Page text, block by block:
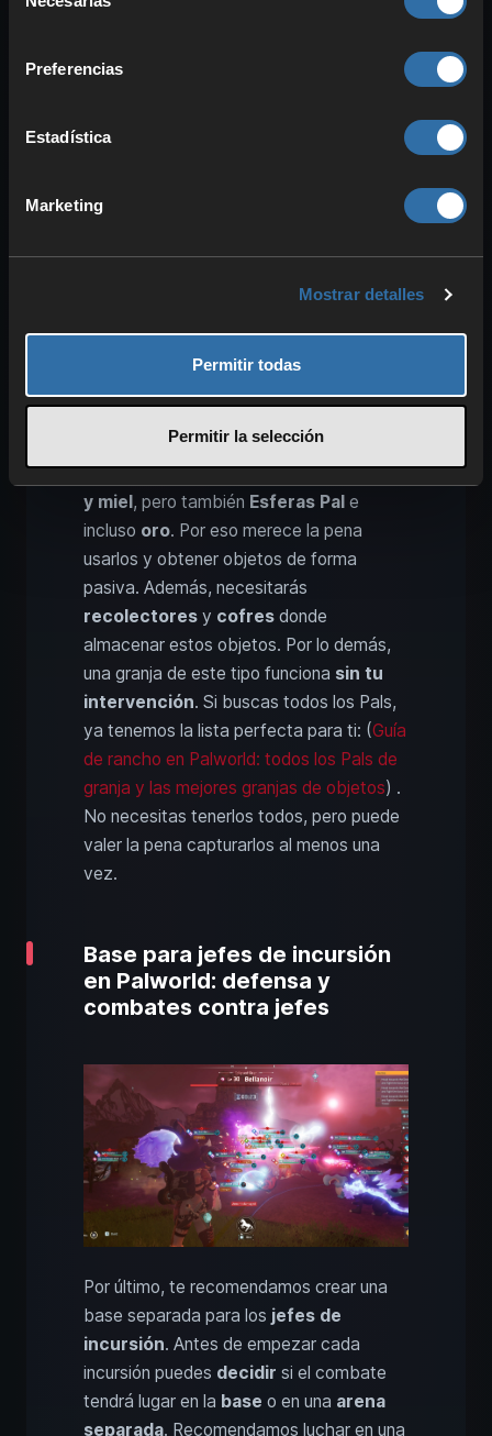
Preferencias
Estadística
Marketing
Mostrar detalles
Permitir todas
Permitir la selección
Pals de rancho y producción
produzcanellos mismos. Entre los
rendimientos se incluyenleche, huevos
y miel, pero también Esferas Pal e
incluso oro. Por eso merece la pena
usarlos y obtener objetos de forma
pasiva. Además, necesitarás
recolectores y cofres donde
almacenar estos objetos. Por lo demás,
una granja de este tipo funciona sin tu
intervención. Si buscas todos los Pals,
ya tenemos la lista perfecta para ti: (Guía
de rancho en Palworld: todos los Pals de
granja y las mejores granjas de objetos) .
No necesitas tenerlos todos, pero puede
valer la pena capturarlos al menos una
vez.
Base para jefes de incursión
en Palworld: defensa y
combates contra jefes
Por último, te recomendamos crear una
base separada para los jefes de
incursión. Antes de empezar cada
incursión puedes decidir si el combate
tendrá lugar en la base o en una arena
separada. Recomendamos luchar en una